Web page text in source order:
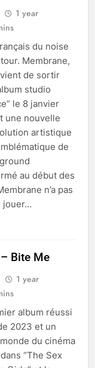
1 year
du noise
Membrane,
de sortir
studio
le 8 janvier
une nouvelle
artistique
de
au début des
n’a pas
jouer…
Bite Me
1 year
album réussi
2023 et un
du cinéma
“The Sex